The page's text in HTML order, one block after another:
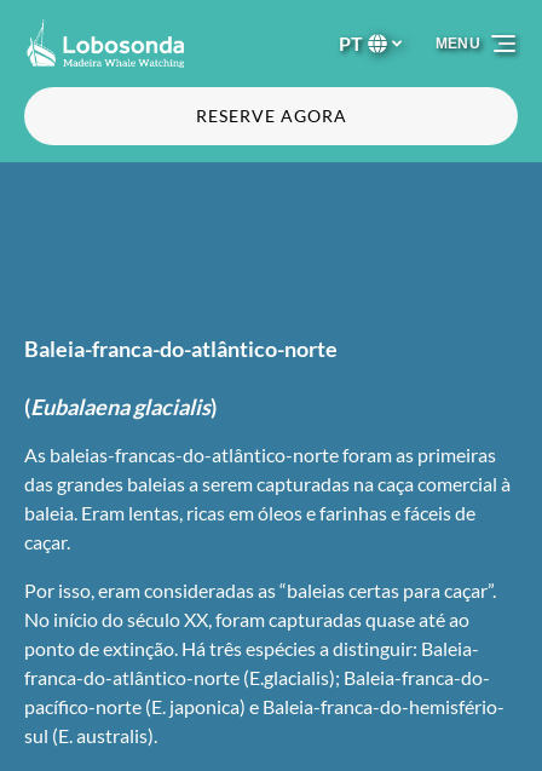
Passar para a navegação primária
Passar para o conteúdo
Passar para o rodapé
Selecione
o
idioma
PT
RESERVE AGORA
MENU
Baleia-franca-do-atlântico-norte
(Eubalaena glacialis)
As baleias-francas-do-atlântico-norte foram as primeiras
das grandes baleias a serem capturadas na caça comercial à
baleia. Eram lentas, ricas em óleos e farinhas e fáceis de
caçar.
Por isso, eram consideradas as “baleias certas para caçar”.
No início do século XX, foram capturadas quase até ao
ponto de extinção. Há três espécies a distinguir: Baleia-
franca-do-atlântico-norte (E.glacialis); Baleia-franca-do-
pacífico-norte (E. japonica) e Baleia-franca-do-hemisfério-
sul (E. australis).